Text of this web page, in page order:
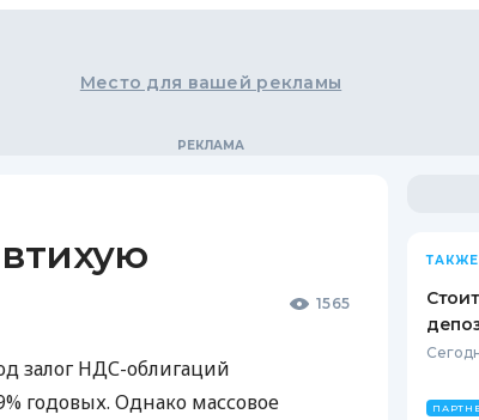
Место для вашей рекламы
1565
залог НДС-облигаций
годовых. Однако массовое